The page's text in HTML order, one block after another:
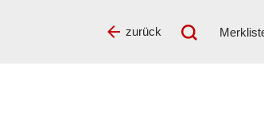
zurück